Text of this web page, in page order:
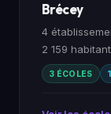
Brécey
4
2 159
3 ÉCOLES